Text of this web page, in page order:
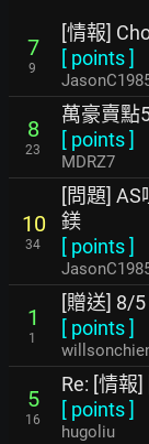
7
9
[情報]
[ points]
8
23
萬豪賣點
[ points]
MDRZ7
10
34
[問題]
鎂
[ points]
1
1
[贈送] 8/
[ points]
5
16
Re: [情報
[ points]
hugoliu